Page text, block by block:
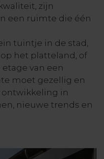
zijn
een ruimte die één
tuintje in de stad,
het platteland, of
van een
moet gezellig en
in
nieuwe trends en